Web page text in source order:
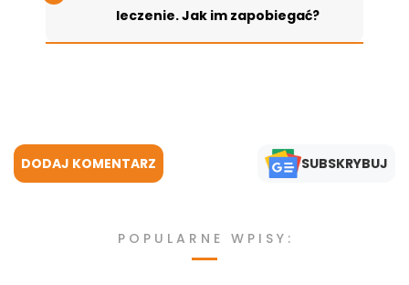
leczenie. Jak im zapobiegać?
DODAJ KOMENTARZ SUBSKRYBUJ
POPULARNE WPISY: